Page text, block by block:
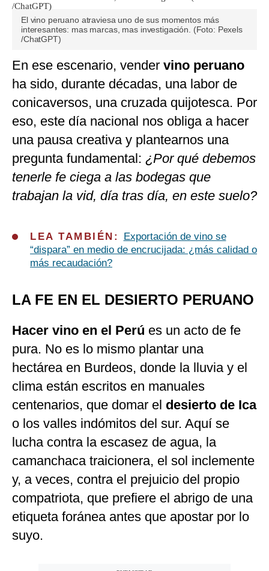
El vino peruano atraviesa uno de sus momentos más
interesantes: mas marcas, mas investigación. (Foto: Pexels
/ChatGPT)
En ese escenario, vender vino peruano
ha sido, durante décadas, una labor de
conicaversos, una cruzada quijotesca. Por
eso, este día nacional nos obliga a hacer
una pausa creativa y plantearnos una
pregunta fundamental: ¿Por qué debemos
tenerle fe ciega a las bodegas que
trabajan la vid, día tras día, en este suelo?
LEA TAMBIÉN:
Exportación de vino se
“dispara” en medio de encrucijada: ¿más calidad o
más recaudación?
LA FE EN EL DESIERTO PERUANO
Hacer vino en el Perú es un acto de fe
pura. No es lo mismo plantar una
hectárea en Burdeos, donde la lluvia y el
clima están escritos en manuales
centenarios, que domar el desierto de Ica
o los valles indómitos del sur. Aquí se
lucha contra la escasez de agua, la
camanchaca traicionera, el sol inclemente
y, a veces, contra el prejuicio del propio
compatriota, que prefiere el abrigo de una
etiqueta foránea antes que apostar por lo
suyo.